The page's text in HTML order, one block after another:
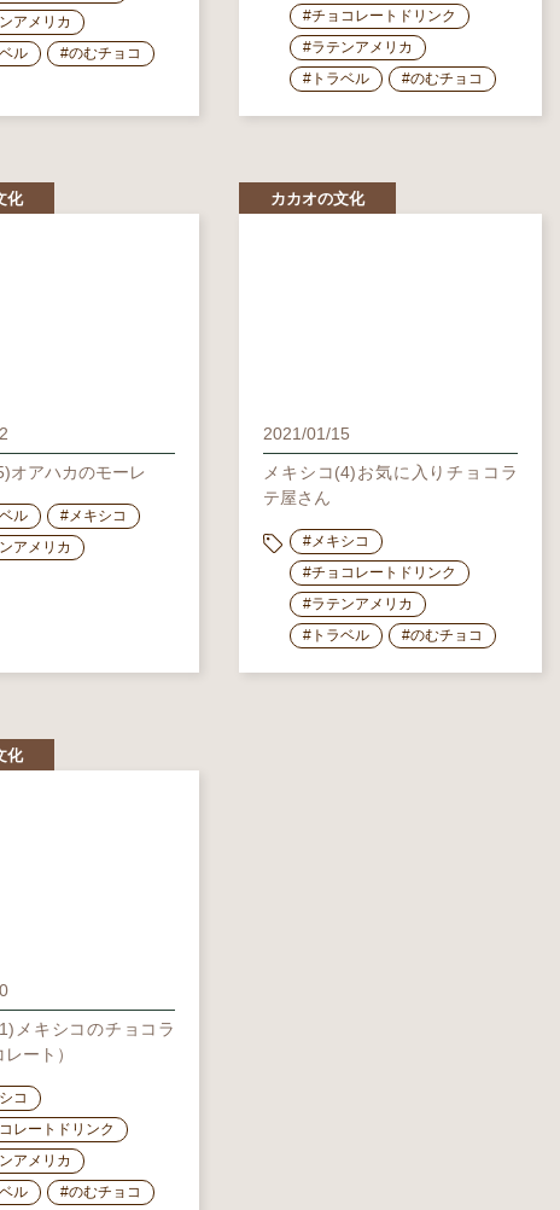
アメリカ
ル
#のむチョコ
#チョコレートドリンク
#ラテンアメリカ
#トラベル
#のむチョコ
化
オアハカのモーレ
ル
#メキシコ
アメリカ
カカオの文化
2021/01/15
メキシコ(4)お気に入りチョコラ
テ屋さん
#メキシコ
#チョコレートドリンク
#ラテンアメリカ
#トラベル
#のむチョコ
化
メキシコのチョコラ
ート）
コ
レートドリンク
アメリカ
ル
#のむチョコ